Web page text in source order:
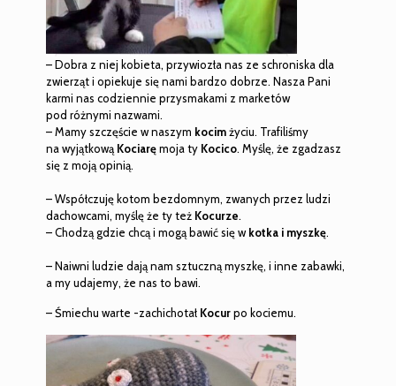
– Dobra z niej kobieta, przywiozła nas ze schroniska dla
zwierząt i opiekuje się nami bardzo dobrze. Nasza Pani
karmi nas codziennie przysmakami z marketów
pod różnymi nazwami.
– Mamy szczęście w naszym kocimżyciu. Trafiliśmy
na wyjątkową Kociaręmoja ty Kocico. Myślę, że zgadzasz
się z moją opinią.
– Współczuję kotom bezdomnym, zwanych przez ludzi
dachowcami, myślę że ty też Kocurze.
– Chodzą gdzie chcą i mogą bawić się wkotka i myszkę.
– Naiwni ludzie dają nam sztuczną myszkę, i inne zabawki,
a my udajemy, że nas to bawi.
– Śmiechu warte -zachichotałKocurpo kociemu.